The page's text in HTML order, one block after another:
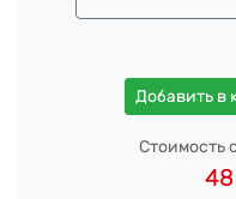
Добавить в
Стоимость